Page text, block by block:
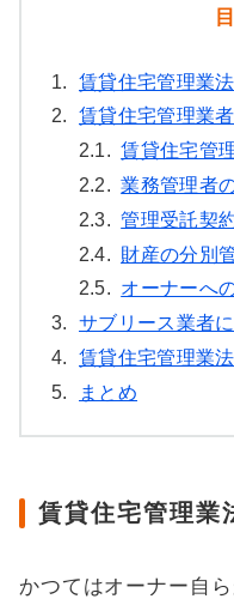
1.
賃貸住宅管理業
2.
賃貸住宅管理業
2.1. 賃貸住宅管
2.2. 業務管理者
2.3. 管理受託契
2.4. 財産の分別
2.5. オーナーへ
3.
サブリース業者
4.
賃貸住宅管理業
5.
まとめ
賃貸住宅管理業
かつてはオーナー自